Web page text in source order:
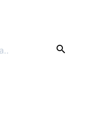
search